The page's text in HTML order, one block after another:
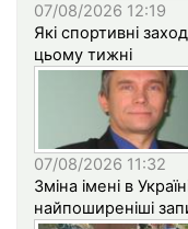
07/08/2026 12:19
Які спортивні
цьому тижні
07/08/2026 11:32
Зміна імені в
найпоширеніші